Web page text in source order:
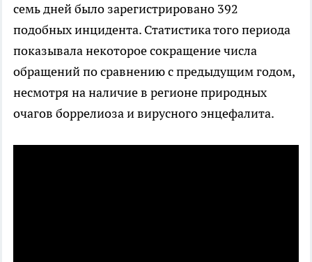
семь дней было зарегистрировано 392
подобных инцидента. Статистика того периода
показывала некоторое сокращение числа
обращений по сравнению с предыдущим годом,
несмотря на наличие в регионе природных
очагов боррелиоза и вирусного энцефалита.